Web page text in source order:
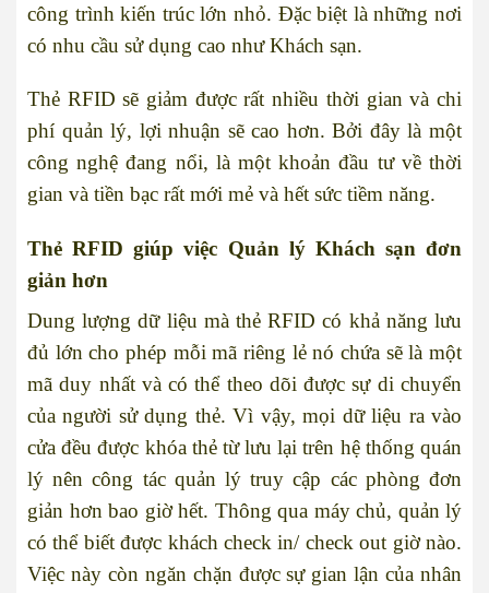
công trình kiến trúc lớn nhỏ. Đặc biệt là những nơi
có nhu cầu sử dụng cao như Khách sạn.
Thẻ RFID sẽ giảm được rất nhiều thời gian và chi
phí quản lý, lợi nhuận sẽ cao hơn. Bởi đây là một
công nghệ đang nổi, là một khoản đầu tư về thời
gian và tiền bạc rất mới mẻ và hết sức tiềm năng.
Thẻ RFID giúp việc Quản lý Khách sạn đơn
giản hơn
Dung lượng dữ liệu mà thẻ RFID có khả năng lưu
đủ lớn cho phép mỗi mã riêng lẻ nó chứa sẽ là một
mã duy nhất và có thể theo dõi được sự di chuyển
của người sử dụng thẻ. Vì vậy, mọi dữ liệu ra vào
cửa đều được khóa thẻ từ lưu lại trên hệ thống quán
lý nên công tác quản lý truy cập các phòng đơn
giản hơn bao giờ hết. Thông qua máy chủ, quản lý
có thể biết được khách check in/ check out giờ nào.
Việc này còn ngăn chặn được sự gian lận của nhân